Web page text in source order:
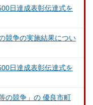
日達成表彰伝達式を
競争の実施結果につい
日達成表彰伝達式を
の競争」の 優良市町